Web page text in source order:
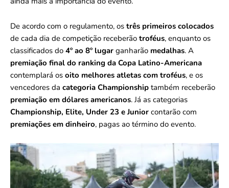
De acordo com o regulamento, os três primeiros colocados
de cada dia de competição receberão troféus, enquanto os
classificados do 4º ao 8º lugar ganharão medalhas. A
premiação final do ranking da Copa Latino-Americana
contemplará os oito melhores atletas com troféus, e os
vencedores da categoria Championship também receberão
premiação em dólares americanos. Já as categorias
Championship, Elite, Under 23 e Junior contarão com
premiações em dinheiro, pagas ao término do evento.